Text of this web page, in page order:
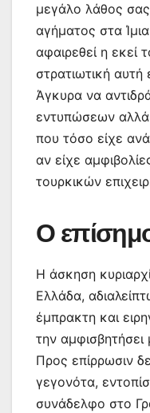
μεγάλο λάθος
αγήματος στα
αφαιρεθεί η εκεί
στρατιωτική
Άγκυρα να
εντυπώσεων αλλά
που τόσο είχε
αν είχε
τουρκικών
Ο
Η άσκηση
Ελλάδα,
έμπρακτη και
την αμφισβητήσει
Προς επίρρωσιν
γεγονότα,
συνάδελφο στο